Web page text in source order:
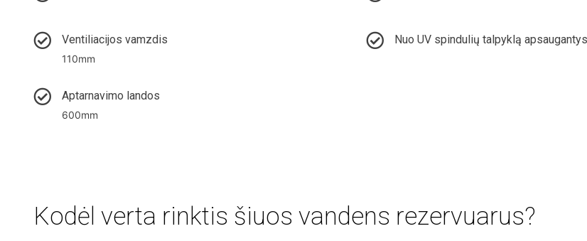
Ventiliacijos vamzdis
110mm
Aptarnavimo landos
600mm
Nuo UV spindulių talpyklą
Kodėl verta rinktis šiuos vandens rezervuarus?